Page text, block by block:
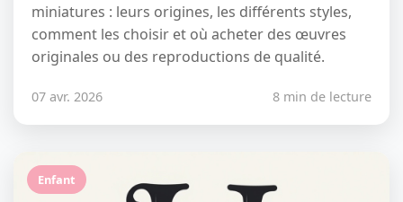
miniatures : leurs origines, les différents styles,
comment les choisir et où acheter des œuvres
originales ou des reproductions de qualité.
07 avr. 2026 8 min de lecture
Enfant